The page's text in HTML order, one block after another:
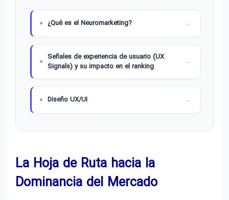
¿Qué es el Neuromarketing?
Señales de experiencia de usuario (UX
Signals) y su impacto en el ranking
Diseño UX/UI
La Hoja de Ruta hacia la
Dominancia del Mercado